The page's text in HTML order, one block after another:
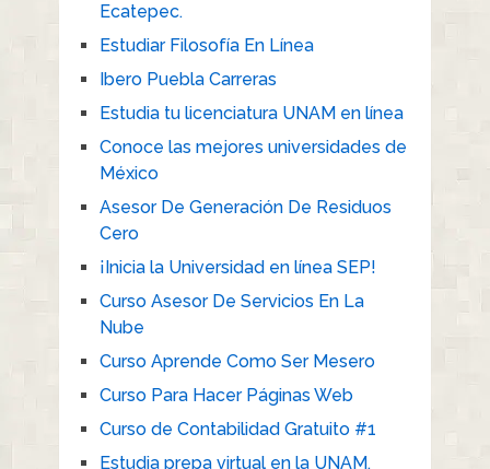
Ecatepec.
Estudiar Filosofía En Línea
Ibero Puebla Carreras
Estudia tu licenciatura UNAM en línea
Conoce las mejores universidades de
México
Asesor De Generación De Residuos
Cero
¡Inicia la Universidad en línea SEP!
Curso Asesor De Servicios En La
Nube
Curso Aprende Como Ser Mesero
Curso Para Hacer Páginas Web
Curso de Contabilidad Gratuito #1
Estudia prepa virtual en la UNAM.